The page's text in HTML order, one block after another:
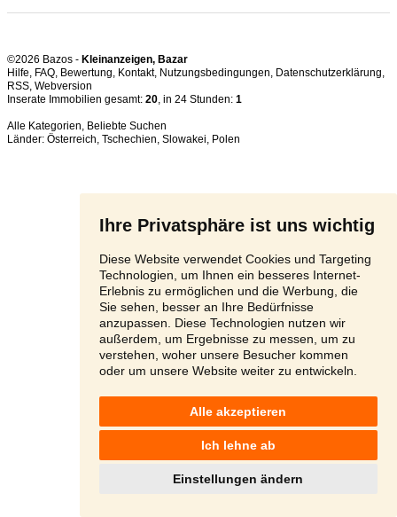
Ihre Privatsphäre ist uns wichtig
Diese Website verwendet Cookies und Targeting
Technologien, um Ihnen ein besseres Internet-
Erlebnis zu ermöglichen und die Werbung, die
Sie sehen, besser an Ihre Bedürfnisse
anzupassen. Diese Technologien nutzen wir
außerdem, um Ergebnisse zu messen, um zu
verstehen, woher unsere Besucher kommen
oder um unsere Website weiter zu entwickeln.
Alle akzeptieren
Ich lehne ab
Einstellungen ändern
©2026 Bazos - Kleinanzeigen, Bazar
Hilfe, FAQ, Bewertung, Kontakt, Nutzungsbedingungen, Datenschutzerklärung,
RSS,
Inserate Immobilien gesamt: 20, in 24 Stunden: 1
Alle Kategorien, Beliebte Suchen
Länder: Österreich, Tschechien, Slowakei, Polen